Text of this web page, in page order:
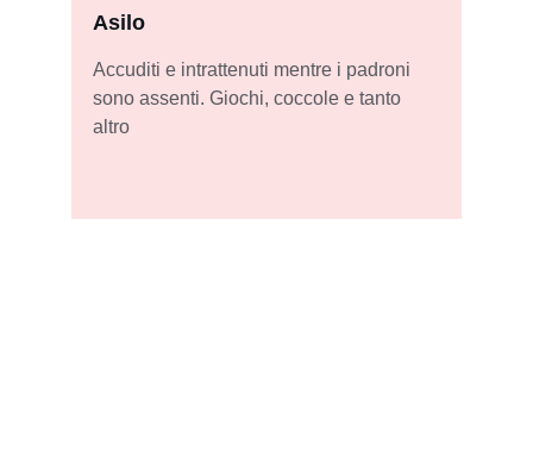
Asilo
Accuditi e intrattenuti mentre i padroni
sono assenti. Giochi, coccole e tanto
altro